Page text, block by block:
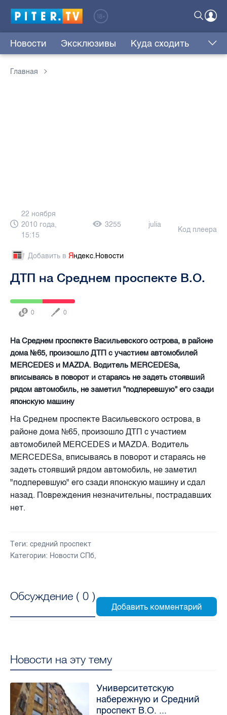
Новости Эксклюзивы Куда сходить
Главная
22 ноября
2010 года,
15:15
3255 julia
Код плеера
Добавить в Яндекс.Новости
ДТП на Среднем проспекте В.О.
0 0
На Среднем проспекте Васильевского острова, в районе
дома №65, произошло ДТП с участием автомобилей
MERCEDES и MAZDA. Водитель MERCEDESа,
вписываясь в поворот и стараясь не задеть стоявший
рядом автомобиль, не заметил "подперевшую" его сзади
японскую машину
На Среднем проспекте Васильевского острова, в
районе дома №65, произошло ДТП с участием
автомобилей MERCEDES и MAZDA. Водитель
MERCEDESа, вписываясь в поворот и стараясь не
задеть стоявший рядом автомобиль, не заметил
"подперевшую" его сзади японскую машину и сдал
назад. Повреждения незначительны, пострадавших
нет.
Теги: средний проспект
Категории: Новости СПб,
Обсуждение ( 0 )
Новости на эту тему
Университетскую
набережную и Средний
проспект В.О. ...